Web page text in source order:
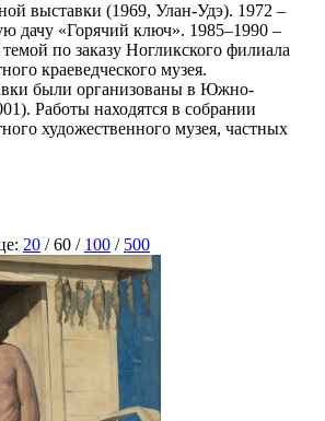
выставки (1969, Улан-Удэ). 1972 –
дачу «Горячий ключ». 1985–1990 –
по заказу Ногликского филиала
краеведческого музея.
были организованы в Южно-
Работы находятся в собрании
художественного музея, частных
20 /60 / 100 / 500